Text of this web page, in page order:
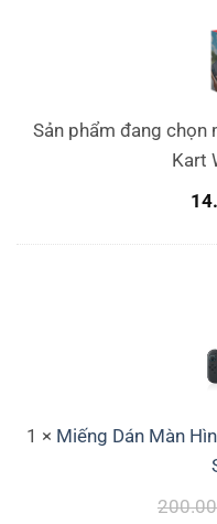
Sản phẩm đang chọn
Kart
1 × Miếng Dán Màn